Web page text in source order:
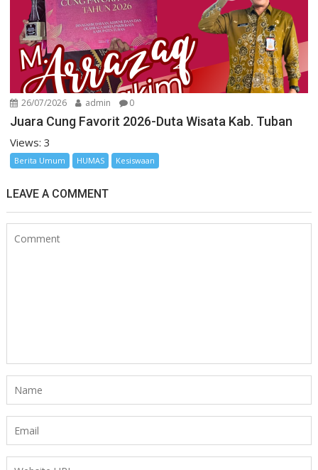
26/07/2026 admin 0
Juara Cung Favorit 2026-Duta Wisata Kab. Tuban
Views: 3
Berita Umum HUMAS Kesiswaan
LEAVE A COMMENT